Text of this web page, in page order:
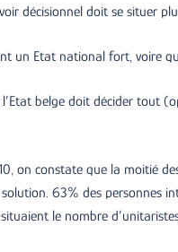
décisionnel doit se situer
un Etat national fort, voire
belge doit décider tout
on constate que la moitié
63% des personnes
le nombre